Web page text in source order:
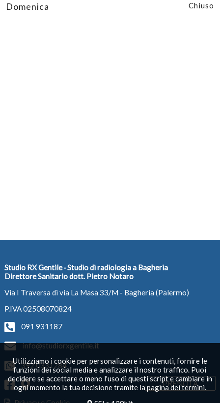
Domenica Chiuso
Studio RX Gentile · Studio di radiologia a Bagheria
Direttore Sanitario dott. Pietro Notaro
Via I Traversa di via La Masa 33/M - Bagheria (Palermo)
P.IVA 02508070824
091 931187
info@studiorxgentile.it
392 0331284
PRENOTA
Utilizziamo i cookie per personalizzare i contenuti, fornire le
funzioni dei social media e analizzare il nostro traffico. Puoi
decidere se accettare o meno l'uso di questi script e cambiare in
ogni momento la tua decisione tramite la pagina dei termini.